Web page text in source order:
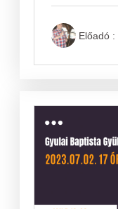
Előadó :